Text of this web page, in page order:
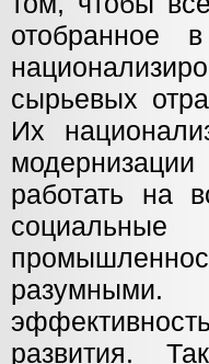
отобранное
сырьевых
Их
работать на
разумными.
развития.